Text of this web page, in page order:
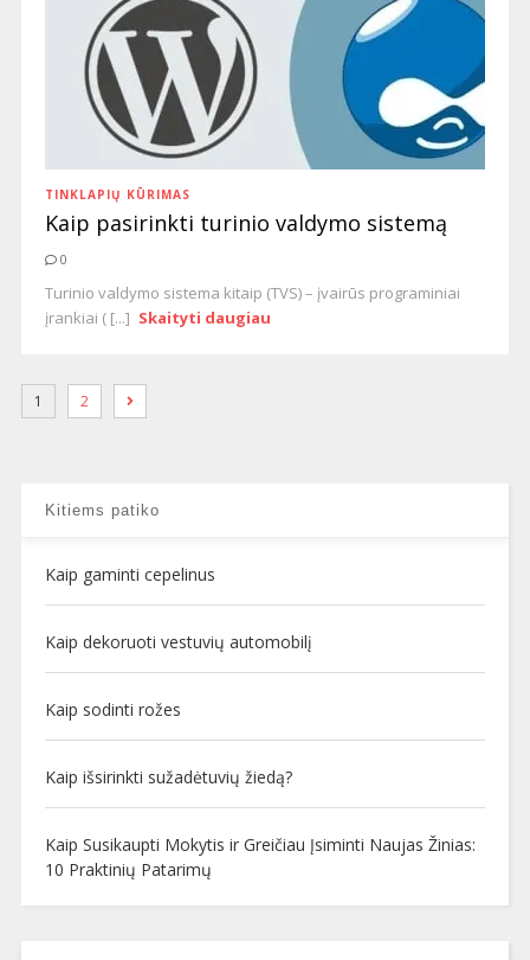
TINKLAPIŲ KŪRIMAS
Kaip pasirinkti turinio valdymo sistemą
0
Turinio valdymo sistema kitaip (TVS) – įvairūs programiniai
įrankiai ( [...] Skaityti daugiau
1 2
Kitiems patiko
Kaip gaminti cepelinus
Kaip dekoruoti vestuvių automobilį
Kaip sodinti rožes
Kaip išsirinkti sužadėtuvių žiedą?
Kaip Susikaupti Mokytis ir Greičiau Įsiminti Naujas Žinias:
10 Praktinių Patarimų